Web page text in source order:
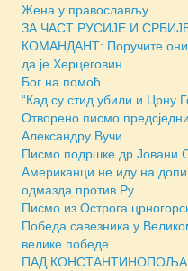
Жена у православљу
ЗА ЧАСТ РУСИЈЕ И
КОМАНДАНТ: Поручите
да је Херцеговин...
Бог на помоћ
“Кад су стид убили и Црну
Отворено писмо
Александру Вучи...
Писмо подршке др Јовани
Американци не иду на
одмазда против Ру...
Писмо из Острога
Победа савезника у
велике победе...
ПАД КОНСТАНТИНОПОЉА